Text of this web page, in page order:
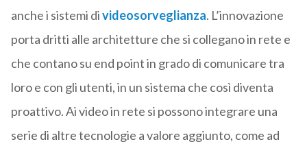
anche i sistemi divideosorveglianza. L’innovazione
porta dritti alle architetture che si collegano in rete e
che contano su end point in grado di comunicare tra
loro e con gli utenti, in un sistema che così diventa
proattivo. Ai video in rete si possono integrare una
serie di altre tecnologie a valore aggiunto, come ad